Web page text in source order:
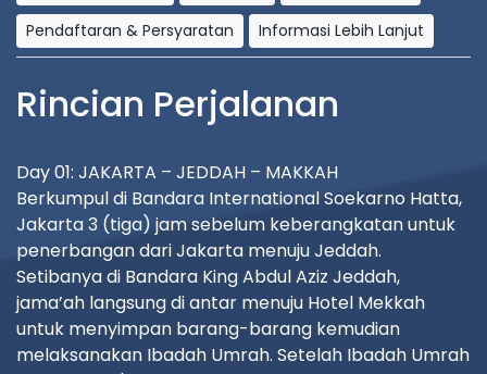
Pendaftaran & Persyaratan
Informasi Lebih Lanjut
Rincian Perjalanan
Day 01: JAKARTA – JEDDAH – MAKKAH
Berkumpul di Bandara International Soekarno Hatta,
Jakarta 3 (tiga) jam sebelum keberangkatan untuk
penerbangan dari Jakarta menuju Jeddah.
Setibanya di Bandara King Abdul Aziz Jeddah,
jama’ah langsung di antar menuju Hotel Mekkah
untuk menyimpan barang-barang kemudian
melaksanakan Ibadah Umrah. Setelah Ibadah Umrah